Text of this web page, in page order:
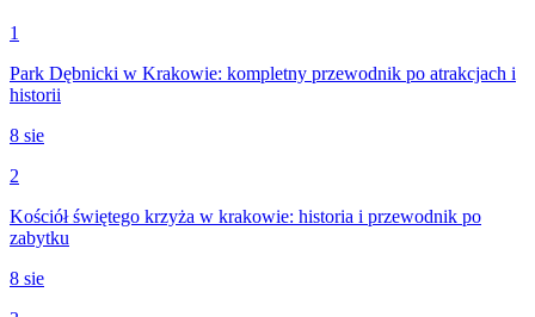
1
Park Dębnicki w Krakowie: kompletny przewodnik po atrakcjach i
historii
8 sie
2
Kościół świętego krzyża w krakowie: historia i przewodnik po
zabytku
8 sie